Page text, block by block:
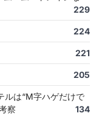
229
224
221
205
ルは“M字ハゲだけで
察
134